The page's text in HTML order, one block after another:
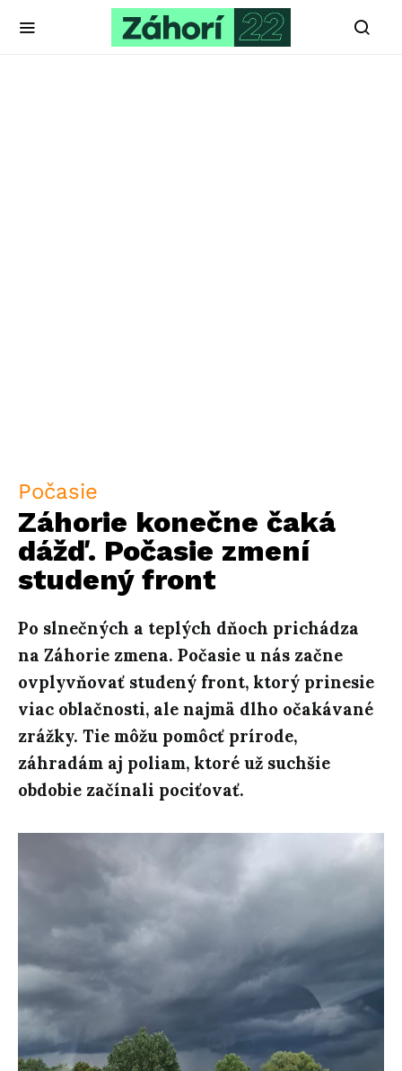
Počasie
Záhorie konečne čaká
dážď. Počasie zmení
studený front
Po slnečných a teplých dňoch prichádza
na Záhorie zmena. Počasie u nás začne
ovplyvňovať studený front, ktorý prinesie
viac oblačnosti, ale najmä dlho očakávané
zrážky. Tie môžu pomôcť prírode,
záhradám aj poliam, ktoré už suchšie
obdobie začínali pociťovať.